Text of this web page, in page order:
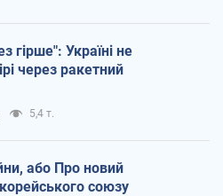
гірше": Україні не
через ракетний
5,4 т.
або Про новий
союзу